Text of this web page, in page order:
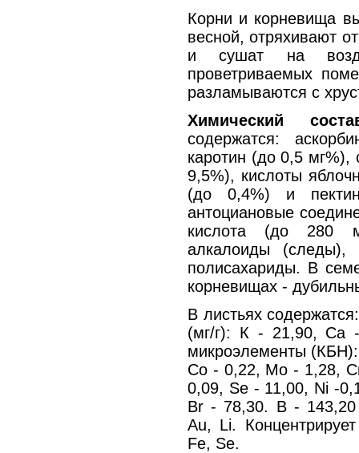
Корни и корневища
весной, отряхивают
и сушат на
проветриваемых
разламываются с
Химический
содержатся:
каротин (до 0,5
9,5%), кислоты
(до 0,4%) и
антоциановые
кислота (до 280
алкалоиды (следы),
полисахариды. В
корневищах -
В листьях
(мг/г): К - 21,90, Ca
микроэлементы
Со - 0,22, Мо - 1,28,
0,09, Se - 11,00, Ni -
Br - 78,30. В - 143,20
Au, Li.
Fe, Se.